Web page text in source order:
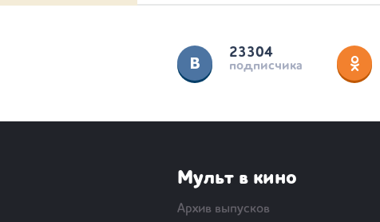
23304
подписчика
Мульт в кино
Архив выпусков